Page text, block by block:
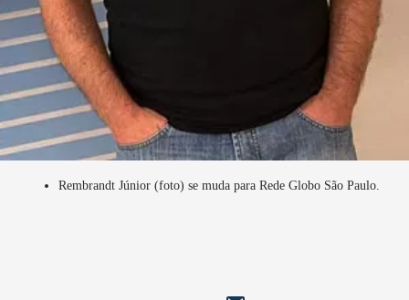
Rembrandt Júnior (foto) se muda para Rede Globo São Paulo.